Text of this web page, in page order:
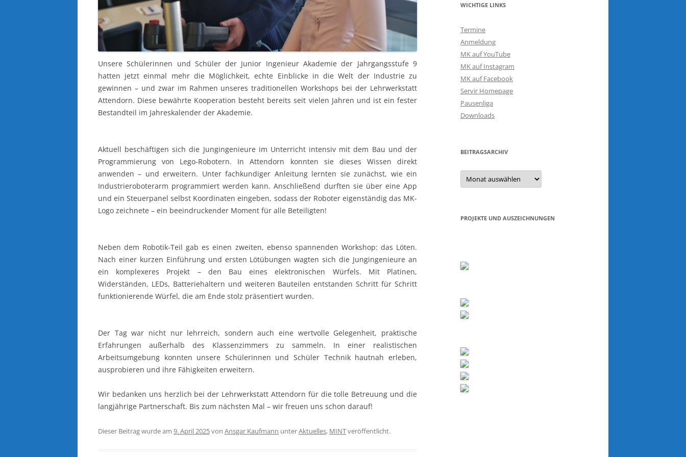
Unsere Schülerinnen und Schüler der Junior Ingenieur Akademie der Jahrgangsstufe 9
hatten jetzt einmal mehr die Möglichkeit, echte Einblicke in die Welt der Industrie zu
gewinnen – und zwar im Rahmen unseres traditionellen Workshops bei der Lehrwerkstatt
Attendorn. Diese bewährte Kooperation besteht bereits seit vielen Jahren und ist ein fester
Bestandteil im Jahreskalender der Akademie.
Aktuell beschäftigen sich die Jungingenieure im Unterricht intensiv mit dem Bau und der
Programmierung von Lego-Robotern. In Attendorn konnten sie dieses Wissen direkt
anwenden – und erweitern. Unter fachkundiger Anleitung lernten sie zunächst, wie ein
Industrieroboterarm programmiert werden kann. Anschließend durften sie über eine App
und ein Steuerpanel selbst Koordinaten eingeben, sodass der Roboter eigenständig das MK-
Logo zeichnete – ein beeindruckender Moment für alle Beteiligten!
Neben dem Robotik-Teil gab es einen zweiten, ebenso spannenden Workshop: das Löten.
Nach einer kurzen Einführung und ersten Lötübungen wagten sich die Jungingenieure an
ein komplexeres Projekt – den Bau eines elektronischen Würfels. Mit Platinen,
Widerständen, LEDs, Batteriehaltern und weiteren Bauteilen entstanden Schritt für Schritt
funktionierende Würfel, die am Ende stolz präsentiert wurden.
Der Tag war nicht nur lehrreich, sondern auch eine wertvolle Gelegenheit, praktische
Erfahrungen außerhalb des Klassenzimmers zu sammeln. In einer realistischen
Arbeitsumgebung konnten unsere Schülerinnen und Schüler Technik hautnah erleben,
ausprobieren und ihre Fähigkeiten erweitern.
Wir bedanken uns herzlich bei der Lehrwerkstatt Attendorn für die tolle Betreuung und die
langjährige Partnerschaft. Bis zum nächsten Mal – wir freuen uns schon darauf!
Dieser Beitrag wurde am 9. April 2025von Ansgar Kaufmann unterAktuelles, MINTveröffentlicht.
WICHTIGE LINKS
Termine
Anmeldung
MK auf YouTube
MK auf Instagram
MK auf Facebook
Servir Homepage
Pausenliga
Downloads
BEITRAGSARCHIV
Beitragsarchiv
PROJEKTE UND AUSZEICHNUNGEN